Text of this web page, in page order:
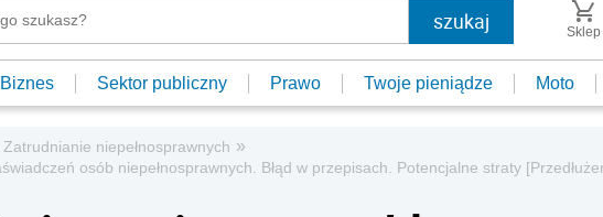
Sklep
Biznes Sektor publiczny Prawo Twoje pieniądze Moto
Zatrudnianie niepełnosprawnych »
osób niepełnosprawnych. Błąd w przepisach. Potencjalne straty